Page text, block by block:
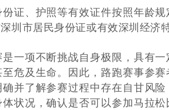
证、护照等有效证件按照年龄
圳市居民身份证或有效深圳经济
是一项不断挑战自身极限，具有
危及生命。因此，路跑赛事参
并了解参赛过程中存在自甘风
状况，确认是否可以参加马拉